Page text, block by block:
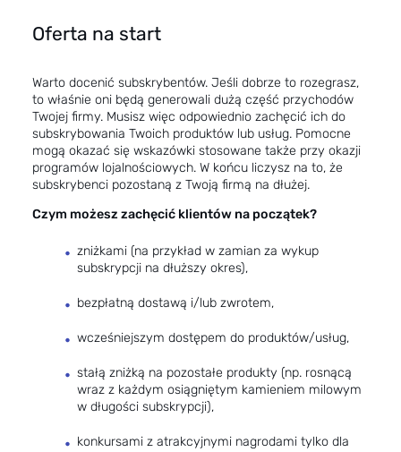
Oferta na start
Warto docenić subskrybentów. Jeśli dobrze to rozegrasz,
to właśnie oni będą generowali dużą część przychodów
Twojej firmy. Musisz więc odpowiednio zachęcić ich do
subskrybowania Twoich produktów lub usług. Pomocne
mogą okazać się wskazówki stosowane także przy okazji
programów lojalnościowych. W końcu liczysz na to, że
subskrybenci pozostaną z Twoją firmą na dłużej.
Czym możesz zachęcić klientów na początek?
zniżkami (na przykład w zamian za wykup
subskrypcji na dłuższy okres),
bezpłatną dostawą i/lub zwrotem,
wcześniejszym dostępem do produktów/usług,
stałą zniżką na pozostałe produkty (np. rosnącą
wraz z każdym osiągniętym kamieniem milowym
w długości subskrypcji),
konkursami z atrakcyjnymi nagrodami tylko dla